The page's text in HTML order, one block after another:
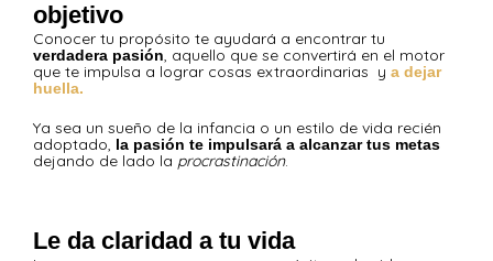
objetivo
Conocer tu propósito te ayudará a encontrar tu
verdadera pasión, aquello que se convertirá en el motor
que te impulsa a lograr cosas extraordinarias y a dejar
huella.
Ya sea un sueño de la infancia o un estilo de vida recién
adoptado, la pasión te impulsará a alcanzar tus metas
dejando de lado la procrastinación.
Le da claridad a tu vida